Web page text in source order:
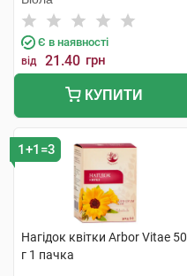
Є в наявності
від 21.40 грн
КУПИТИ
1+1=3
Нагідок квітки Arbor Vitae 50
г 1 пачка